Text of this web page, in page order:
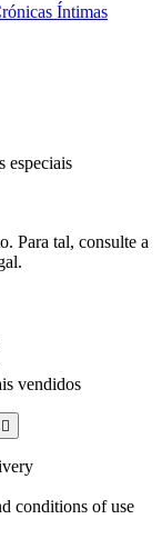
Íntimas
especiais
Para tal, consulte a
vendidos

conditions of use